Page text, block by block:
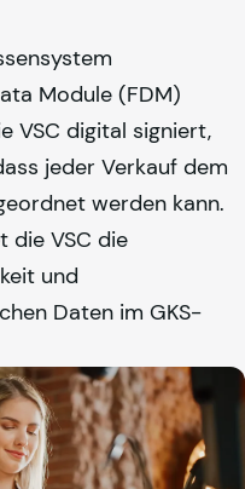
Module (FDM)
VSC digital signiert,
jeder Verkauf dem
werden kann.
die VSC die
und
Daten im GKS-